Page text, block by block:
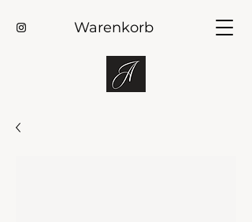
Warenkorb